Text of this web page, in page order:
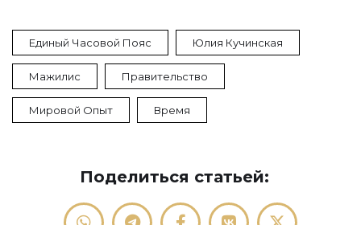
Единый Часовой Пояс Юлия Кучинская
Мажилис Правительство
Мировой Опыт Время
Поделиться статьей: